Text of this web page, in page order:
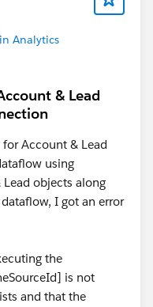
Analytics
& Lead
Account & Lead
using
objects along
I got an error
the
is not
and that the